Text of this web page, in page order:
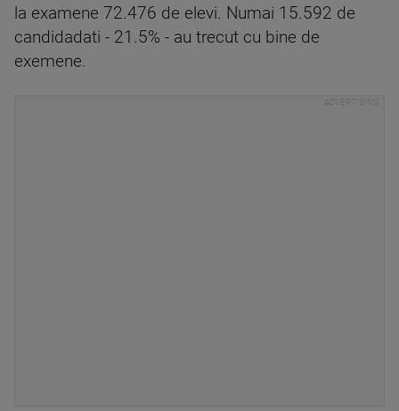
la examene 72.476 de elevi. Numai 15.592 de
candidadati - 21.5% - au trecut cu bine de
exemene.